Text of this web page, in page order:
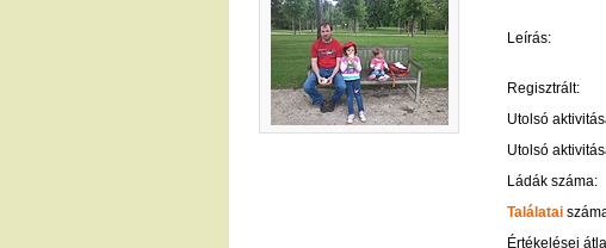
Leírás:
Regisztrált:
Utolsó
Utolsó
Ládák száma:
Találatai
Értékelései